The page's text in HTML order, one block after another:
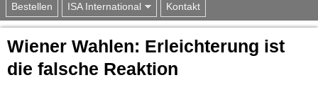
Bestellen ISA International Kontakt
Wiener Wahlen: Erleichterung ist
die falsche Reaktion